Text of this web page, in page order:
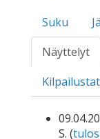
Suku
Näyttelyt
S. (